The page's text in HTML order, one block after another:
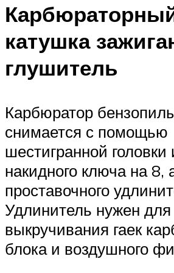
катушка
глушитель
Карбюратор
снимается с помощью
шестигранной головки
накидного ключа на 8,
проставочного
Удлинитель нужен для
выкручивания гаек
блока и воздушного